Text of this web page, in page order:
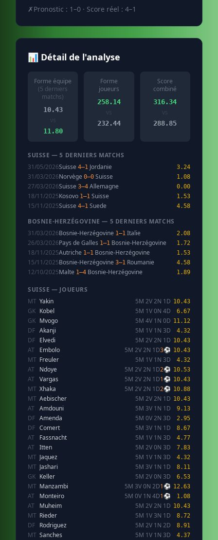
✗Pronostic : 1–0 · Score réel : 4–1
📊 Détail de l'analyse
Forme équipe
(5 derniers
matchs)
10.43
vs
11.80
Forme
joueurs
258.14
vs
232.44
Score
combiné
316.34
vs
288.85
SUISSE — 5 DERNIERS MATCHS
31/05/2026Suisse 4–1 Jordanie 3.24
31/03/2026Norvège 0–0 Suisse 1.08
27/03/2026Suisse 3–4 Allemagne 0.00
18/11/2025Kosovo 1–1 Suisse 1.53
15/11/2025Suisse 4–1 Suede 4.58
BOSNIE-HERZÉGOVINE — 5 DERNIERS MATCHS
31/03/2026Bosnie-Herzégovine 1–1 Italie 2.08
26/03/2026Pays de Galles 1–1 Bosnie-Herzégovine 1.72
18/11/2025Autriche 1–1 Bosnie-Herzégovine 1.53
15/11/2025Bosnie-Herzégovine 3–1 Roumanie 4.58
12/10/2025Malte 1–4 Bosnie-Herzégovine 1.89
SUISSE — JOUEURS
MT Yakin 5M 2V 2N 1D 10.43
GK Kobel 5M 1V 0N 4D 6.67
GK Mvogo 5M 4V 1N 0D 11.12
DF Akanji 5M 1V 1N 3D 4.32
DF Elvedi 5M 2V 2N 1D 10.43
AT Embolo 5M 2V 2N 1D3⚽ 10.43
MT Freuler 5M 1V 1N 3D 4.32
AT Ndoye 5M 2V 2N 1D2⚽ 10.53
AT Vargas 5M 2V 2N 1D1⚽ 10.43
MT Xhaka 5M 2V 2N 1D2⚽ 10.88
MT Aebischer 5M 2V 2N 1D 10.43
AT Amdouni 5M 3V 1N 1D 9.13
DF Amenda 5M 0V 2N 3D 2.95
DF Comert 5M 3V 1N 1D 8.67
AT Fassnacht 5M 1V 1N 3D 4.77
AT Itten 5M 2V 0N 3D 7.83
MT Jaquez 5M 1V 1N 3D 4.32
MT Jashari 5M 3V 1N 1D 8.11
GK Keller 5M 2V 0N 3D 6.53
MT Manzambi 5M 3V 0N 2D1⚽ 12.63
AT Monteiro 5M 0V 1N 4D1⚽ 1.08
AT Muheim 5M 2V 2N 1D 10.43
MT Rieder 5M 1V 3N 1D 8.72
DF Rodriguez 5M 2V 1N 2D 8.91
MT Sanches 5M 1V 1N 3D 4.37